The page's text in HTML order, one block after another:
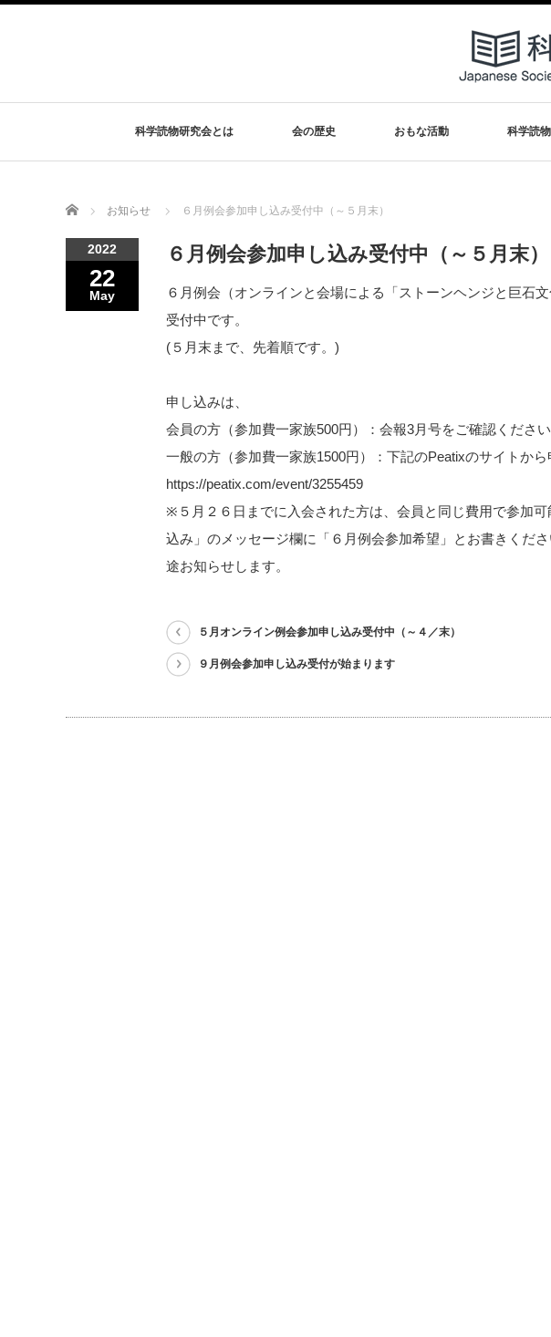
科学読物研究会とは 会の歴史 おもな活動 科学読
Home お知らせ ６月例会参加申し込み受付中（～５月末）
2022
22
May
６月例会参加申し込み受付中（～５月末）
６月例会（オンラインと会場による「ストーンヘンジと巨石
受付中です。
(５月末まで、先着順です。)
申し込みは、
会員の方（参加費一家族500円）：会報3月号をご確認ください
一般の方（参加費一家族1500円）：下記のPeatixのサイトから
https://peatix.com/event/3255459
※５月２６日までに入会された方は、会員と同じ費用で参加
込み」のメッセージ欄に「６月例会参加希望」とお書きくだ
途お知らせします。
５月オンライン例会参加申し込み受付中（～４／末）
９月例会参加申し込み受付が始まります